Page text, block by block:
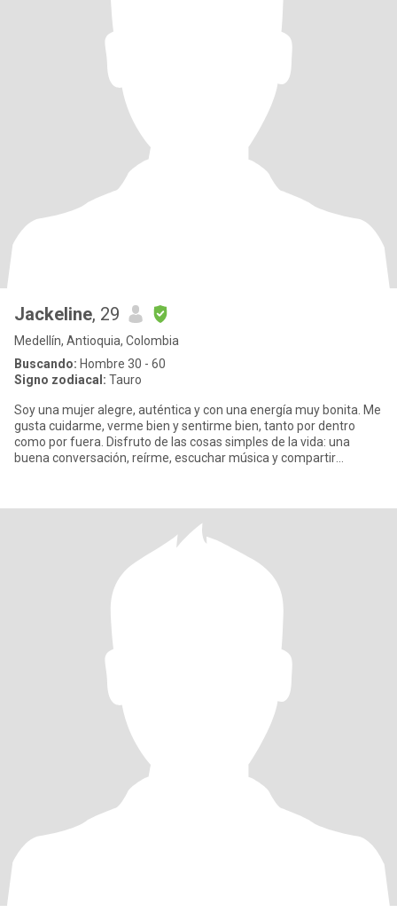
Jackeline, 29
Medellín, Antioquia, Colombia
Buscando: Hombre 30 - 60
Signo zodiacal: Tauro
Soy una mujer alegre, auténtica y con una energía muy bonita. Me
gusta cuidarme, verme bien y sentirme bien, tanto por dentro
como por fuera. Disfruto de las cosas simples de la vida: una
buena conversación, reírme, escuchar música y compartir